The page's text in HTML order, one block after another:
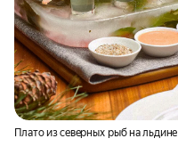
Плато из северных рыб на льдине